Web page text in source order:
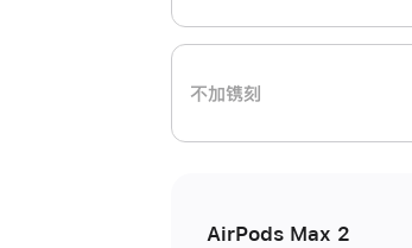
不加镌刻
AirPods Max 2